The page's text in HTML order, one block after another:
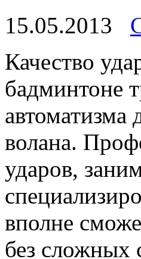
15.05.2013
Качество
бадминтоне
автоматизма
волана.
ударов,
вполне
без сложных